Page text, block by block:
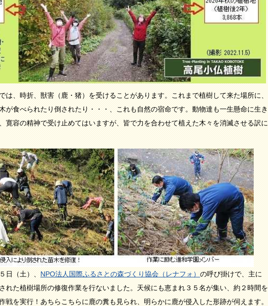
では、時折、獣害（鹿・猪）を受けることがあります。これまで植樹して来た場所に、
が食べられたり倒されたり・・・、これも自然の宿命です。動物達も一生懸命に生き
寛容の精神で受け止めてはいますが、皆で力を合わせて植えた木々を消滅させる訳に
日（土）、 NPO法人国際ふるさとの森づくり協会（レナフォ） の呼び掛けで、主に
れた植樹場所の修復作業を行ないました。天候にも恵まれ３５名が集い、約２時間を
戦を実行！あちらこちらに鹿の糞も見られ、明らかに鹿が侵入した形跡が伺えます。